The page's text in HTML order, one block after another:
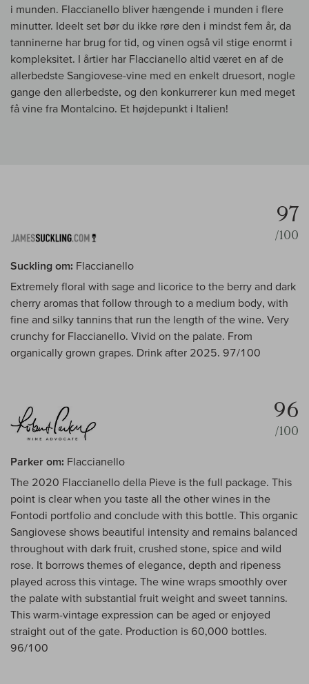
i munden. Flaccianello bliver hængende i munden i flere
minutter. Ideelt set bør du ikke røre den i mindst fem år, da
tanninerne har brug for tid, og vinen også vil stige enormt i
kompleksitet. I årtier har Flaccianello altid været en af de
allerbedste Sangiovese-vine med en enkelt druesort, nogle
gange den allerbedste, og den konkurrerer kun med meget
få vine fra Montalcino. Et højdepunkt i Italien!
97
/100
Suckling om: Flaccianello
Extremely floral with sage and licorice to the berry and dark
cherry aromas that follow through to a medium body, with
fine and silky tannins that run the length of the wine. Very
crunchy for Flaccianello. Vivid on the palate. From
organically grown grapes. Drink after 2025. 97/100
96
/100
Parker om: Flaccianello
The 2020 Flaccianello della Pieve is the full package. This
point is clear when you taste all the other wines in the
Fontodi portfolio and conclude with this bottle. This organic
Sangiovese shows beautiful intensity and remains balanced
throughout with dark fruit, crushed stone, spice and wild
rose. It borrows themes of elegance, depth and ripeness
played across this vintage. The wine wraps smoothly over
the palate with substantial fruit weight and sweet tannins.
This warm-vintage expression can be aged or enjoyed
straight out of the gate. Production is 60,000 bottles.
96/100